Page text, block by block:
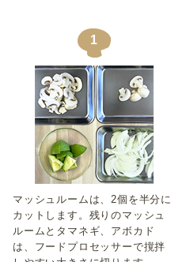
1
マッシュルームは、2個を半分に
カットします。残りのマッシュ
ルームとタマネギ、アボカド
は、フードプロセッサーで撹拌